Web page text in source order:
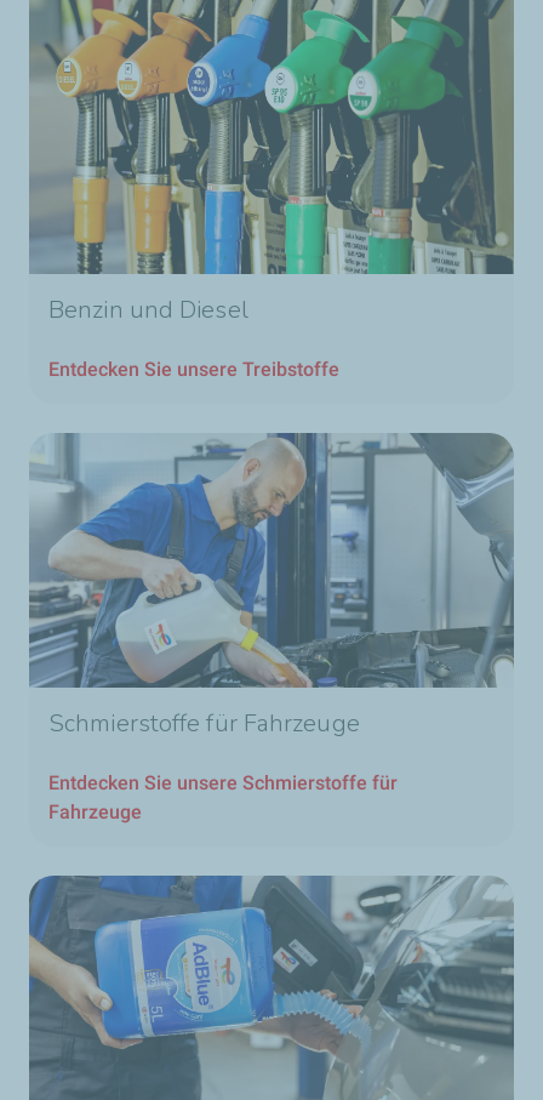
Benzin und Diesel
Entdecken Sie unsere Treibstoffe
Schmierstoffe für Fahrzeuge
Entdecken Sie unsere Schmierstoffe für
Fahrzeuge